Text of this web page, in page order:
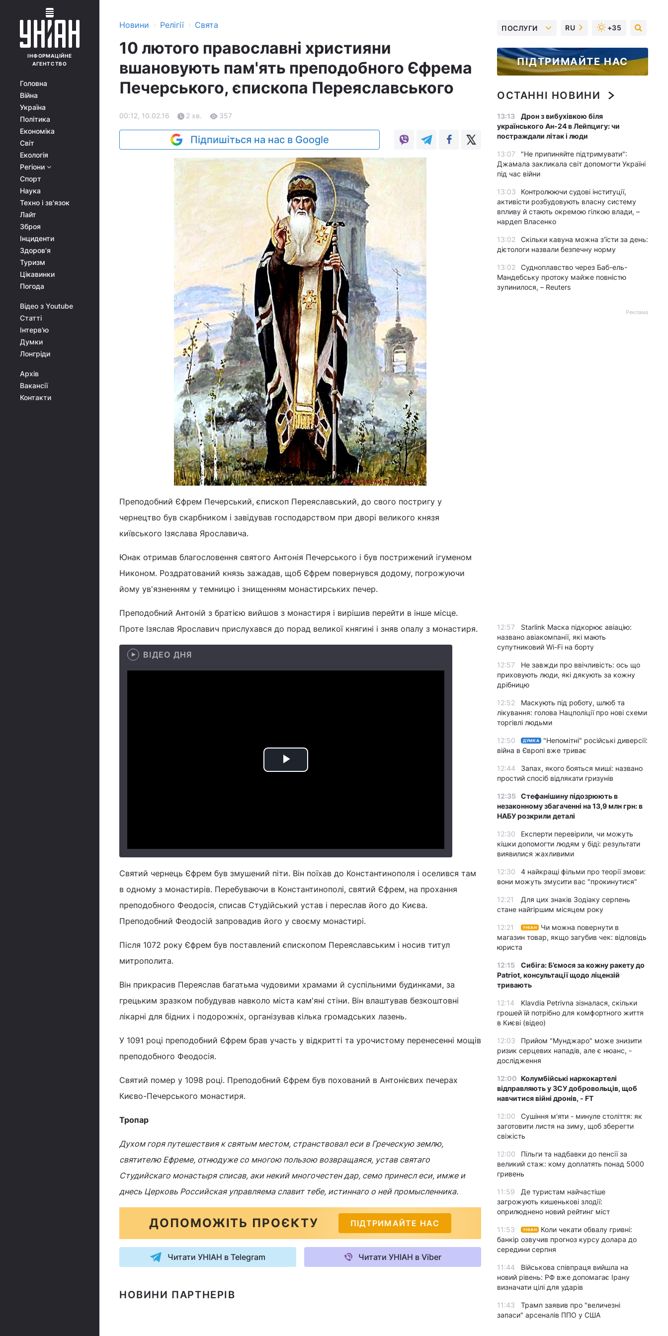
ІНФОРМАЦІЙНЕ
АГЕНТСТВО
Головна
Війна
Україна
Політика
Економіка
Світ
Екологія
Регіони
Спорт
Наука
Техно і зв'язок
Лайт
Зброя
Інциденти
Здоров'я
Туризм
Цікавинки
Погода
Відео з Youtube
Статті
Інтерв'ю
Думки
Лонгріди
Архів
Вакансії
Контакти
Новини › Релігії › Свята
10 лютого православні християни
вшановують пам'ять преподобного Єфрема
Печерського, єпископа Переяславського
00:12, 10.02.16 2 хв. 357
Підпишіться на нас в Google
Преподобний Єфрем Печерський, єпископ Переяславський, до свого постригу у
чернецтво був скарбником і завідував господарством при дворі великого князя
київського Ізяслава Ярославича.
Юнак отримав благословення святого Антонія Печерського і був пострижений ігуменом
Никоном. Роздратований князь зажадав, щоб Єфрем повернувся додому, погрожуючи
йому ув'язненням у темницю і знищенням монастирських печер.
Преподобний Антоній з братією вийшов з монастиря і вирішив перейти в інше місце.
Проте Ізяслав Ярославич прислухався до порад великої княгині і зняв опалу з монастиря.
ВІДЕО ДНЯ
Play
Святий чернець Єфрем був змушений піти. Він поїхав до Константинополя і оселився там
в одному з монастирів. Перебуваючи в Константинополі, святий Єфрем, на прохання
преподобного Феодосія, списав Студійський устав і переслав його до Києва.
Преподобний Феодосій запровадив його у своєму монастирі.
Після 1072 року Єфрем був поставлений єпископом Переяславським і носив титул
митрополита.
Він прикрасив Переяслав багатьма чудовими храмами й суспільними будинками, за
грецьким зразком побудував навколо міста кам'яні стіни. Він влаштував безкоштовні
лікарні для бідних і подорожніх, організував кілька громадських лазень.
У 1091 році преподобний Єфрем брав участь у відкритті та урочистому перенесенні мощів
преподобного Феодосія.
Святий помер у 1098 році. Преподобний Єфрем був похований в Антонієвих печерах
Києво-Печерського монастиря.
Тропар
Духом горя путешествия к святым местом, странствовал еси в Греческую землю,
святителю Ефреме, отнюдуже со многою пользою возвращаяся, устав святаго
Студийскаго монастыря списав, аки некий многочестен дар, семо принесл еси, имже и
днесь Церковь Российская управляема славит тебе, истиннаго о ней промысленника.
ДОПОМОЖІТЬ ПРОЄКТУ ПІДТРИМАЙТЕ НАС
Читати УНІАН в Telegram Читати УНІАН в Viber
НОВИНИ ПАРТНЕРІВ
ПОСЛУГИ RU +35
ПІДТРИМАЙТЕ НАС
ОСТАННІ НОВИНИ
13:13
Дрон з вибухівкою біля
українського Ан-24 в Лейпцигу: чи
постраждали літак і люди
13:07
"Не припиняйте підтримувати":
Джамала закликала світ допомогти Україні
під час війни
13:03
Контролюючи судові інституції,
активісти розбудовують власну систему
впливу й стають окремою гілкою влади, –
нардеп Власенко
13:02
Скільки кавуна можна з’їсти за день:
дієтологи назвали безпечну норму
13:02
Судноплавство через Баб-ель-
Мандебську протоку майже повністю
зупинилося, – Reuters
Реклама
12:57
Starlink Маска підкорює авіацію:
названо авіакомпанії, які мають
супутниковий Wi-Fi на борту
12:57
Не завжди про ввічливість: ось що
приховують люди, які дякують за кожну
дрібницю
12:52
Маскують під роботу, шлюб та
лікування: голова Нацполіції про нові схеми
торгівлі людьми
12:50 ДУМКА
"Непомітні" російські диверсії:
війна в Європі вже триває
12:44
Запах, якого бояться миші: названо
простий спосіб відлякати гризунів
12:35 Стефанішину підозрюють в
незаконному збагаченні на 13,9 млн грн: в
НАБУ розкрили деталі
12:30
Експерти перевірили, чи можуть
кішки допомогти людям у біді: результати
виявилися жахливими
12:30
4 найкращі фільми про теорії змови:
вони можуть змусити вас "прокинутися"
12:21
Для цих знаків Зодіаку серпень
стане найгіршим місяцем року
12:21 УНІАН
Чи можна повернути в
магазин товар, якщо загубив чек: відповідь
юриста
12:15
Сибіга: Б’ємося за кожну ракету до
Patriot, консультації щодо ліцензій
тривають
12:14
Klavdia Petrivna зізналася, скільки
грошей їй потрібно для комфортного життя
в Києві (відео)
12:03
Прийом "Мунджаро" може знизити
ризик серцевих нападів, але є нюанс, -
дослідження
12:00 Колумбійські наркокартелі
відправляють у ЗСУ добровольців, щоб
навчитися війні дронів, - FT
12:00
Сушіння м'яти - минуле століття: як
заготовити листя на зиму, щоб зберегти
свіжість
12:00
Пільги та надбавки до пенсії за
великий стаж: кому доплатять понад 5000
гривень
11:59
Де туристам найчастіше
загрожують кишенькові злодії:
оприлюднено новий рейтинг міст
11:53 УНІАН
Коли чекати обвалу гривні:
банкір озвучив прогноз курсу долара до
середини серпня
11:44
Військова співпраця вийшла на
новий рівень: РФ вже допомагає Ірану
визначати цілі для ударів
11:43
Трамп заявив про "величезні
запаси" арсеналів ППО у США